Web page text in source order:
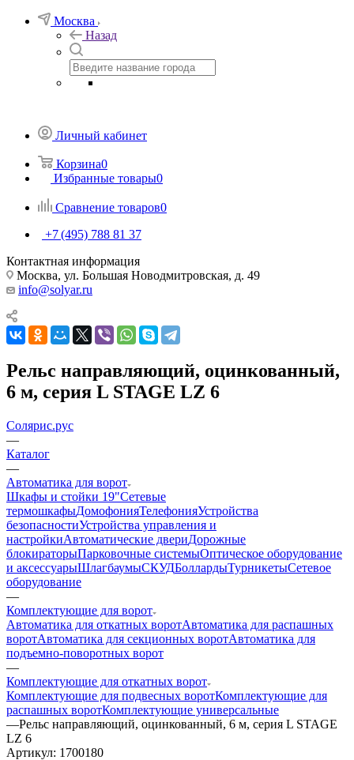
Москва
Назад
Личный кабинет
Корзина0
Избранные товары0
Сравнение товаров0
+7 (495) 788 81 37
Контактная информация
Москва, ул. Большая Новодмитровская, д. 49
info@solyar.ru
Рельс направляющий, оцинкованный,
6 м, серия L STAGE LZ 6
Солярис.рус
—
Каталог
—
Автоматика для ворот
Шкафы и стойки 19"Сетевые
термошкафыДомофонияТелефонияУстройства
безопасностиУстройства управления и
настройкиАвтоматические двериДорожные
блокираторыПарковочные системыОптическое оборудование
и аксессуарыШлагбаумыСКУДБоллардыТурникетыСетевое
оборудование
—
Комплектующие для ворот
Автоматика для откатных воротАвтоматика для распашных
воротАвтоматика для секционных воротАвтоматика для
подъемно-поворотных ворот
—
Комплектующие для откатных ворот
Комплектующие для подвесных воротКомплектующие для
распашных воротКомплектующие универсальные
—Рельс направляющий, оцинкованный, 6 м, серия L STAGE
LZ 6
Артикул: 1700180